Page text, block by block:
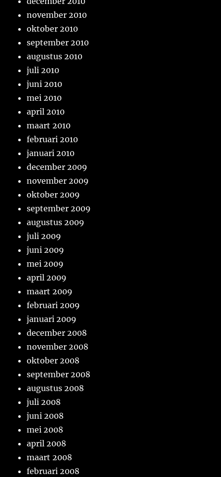
november 2010
oktober 2010
september 2010
augustus 2010
juli 2010
juni 2010
mei 2010
april 2010
maart 2010
februari 2010
januari 2010
december 2009
november 2009
oktober 2009
september 2009
augustus 2009
juli 2009
juni 2009
mei 2009
april 2009
maart 2009
februari 2009
januari 2009
december 2008
november 2008
oktober 2008
september 2008
augustus 2008
juli 2008
juni 2008
mei 2008
april 2008
maart 2008
februari 2008